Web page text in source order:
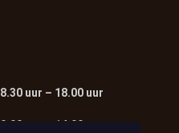
8.30 uur – 18.00 uur
9.00 uur – 14.00 uur